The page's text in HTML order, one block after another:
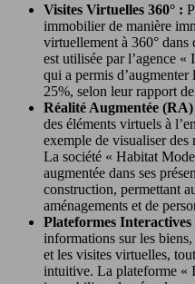
Visites Virtuelles 360° :
immobilier de manière
virtuellement à 360° dans
est utilisée par l’agence
qui a permis
25%, selon leur rapport
Réalité Augmentée
des éléments virtuels à
exemple de visualiser des
La société « Habitat
augmentée dans ses
construction, permettant
aménagements et de
Plateformes Interactives
informations sur les
et les visites virtuelles,
intuitive. La plateforme «